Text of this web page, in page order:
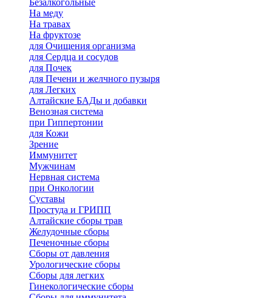
Безалкогольные
На меду
На травах
На фруктозе
для Очищения организма
для Сердца и сосудов
для Почек
для Печени и желчного пузыря
для Легких
Алтайские БАДы и добавки
Венозная система
при Гиппертонии
для Кожи
Зрение
Иммунитет
Мужчинам
Нервная система
при Онкологии
Суставы
Простуда и ГРИПП
Алтайские сборы трав
Желудочные сборы
Печеночные сборы
Сборы от давления
Урологические сборы
Сборы для легких
Гинекологические сборы